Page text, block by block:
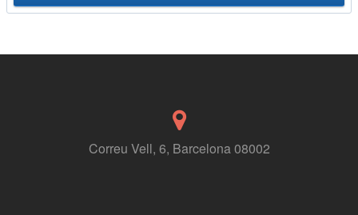
Correu Vell, 6, Barcelona 08002